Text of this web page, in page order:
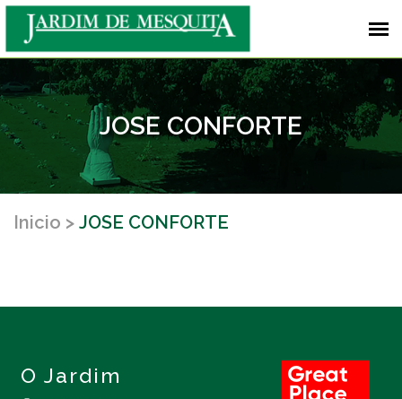
JOSE CONFORTE
Inicio JOSE CONFORTE
O Jardim